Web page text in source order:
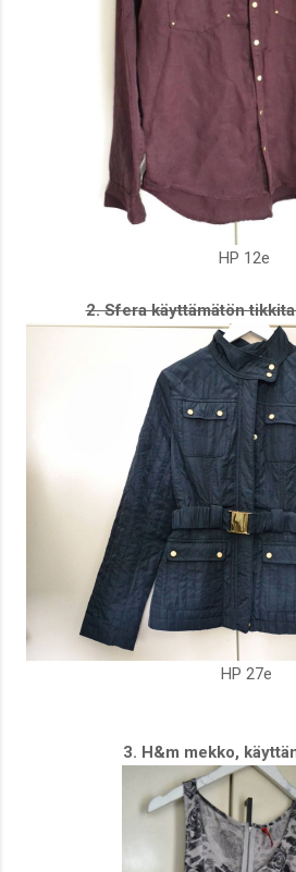
HP 12e
2. Sfera käyttämätön
HP 27e
3. H&m mekko,